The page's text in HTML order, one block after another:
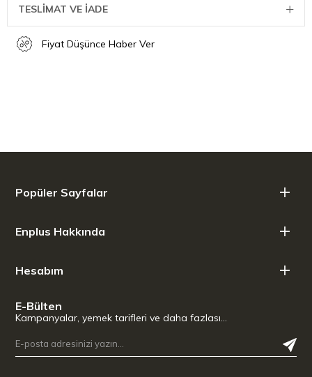
TESLİMAT VE İADE
Fiyat Düşünce Haber Ver
Popüler Sayfalar
Enplus Hakkında
Hesabım
E-Bülten
Kampanyalar, yemek tarifleri ve daha fazlası…